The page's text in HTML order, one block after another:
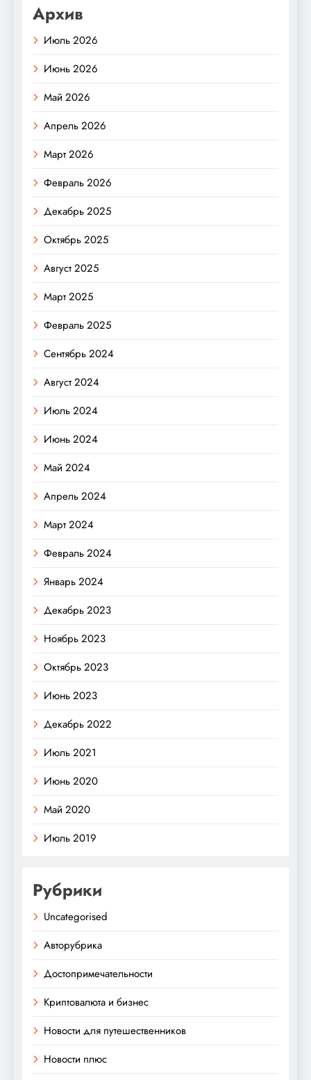
Архив
Июль 2026
Июнь 2026
Май 2026
Апрель 2026
Март 2026
Февраль 2026
Декабрь 2025
Октябрь 2025
Август 2025
Март 2025
Февраль 2025
Сентябрь 2024
Август 2024
Июль 2024
Июнь 2024
Май 2024
Апрель 2024
Март 2024
Февраль 2024
Январь 2024
Декабрь 2023
Ноябрь 2023
Октябрь 2023
Июнь 2023
Декабрь 2022
Июль 2021
Июнь 2020
Май 2020
Июль 2019
Рубрики
Uncategorised
Авторубрика
Достопримечательности
Криптовалюта и бизнес
Новости для путешественников
Новости плюс